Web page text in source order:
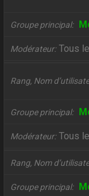
Groupe principal
Modérateur Tous
Rang, Nom
Groupe principal
Modérateur Tous
Rang, Nom
Groupe principal